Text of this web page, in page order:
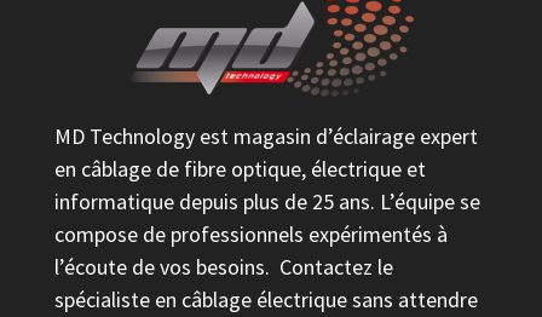
MD Technology est magasin d’éclairage expert
en câblage de fibre optique, électrique et
informatique depuis plus de 25 ans. L’équipe se
compose de professionnels expérimentés à
l’écoute de vos besoins. Contactez le
spécialiste en câblage électrique sans attendre